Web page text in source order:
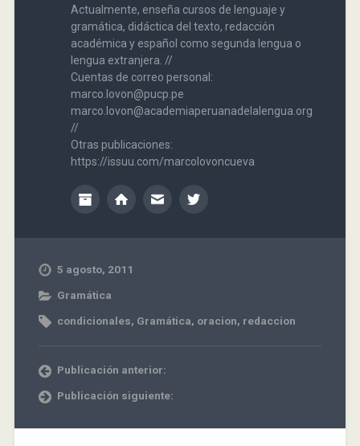
Actualmente, enseña cursos de lenguaje y
gramática, didáctica del texto, redacción
académica y español como segunda lengua o
lengua extranjera. //
Cuentas de correo personal:
marco.lovon@pucp.pe
marco.lovon@academiaperuanadelalengua.org
//
Otras publicaciones:
https://issuu.com/marcolovoncueva
5 agosto, 2011
Gramática
condicionales, Gramática, oracion, redaccion
Publicación anterior:
Publicación siguiente: